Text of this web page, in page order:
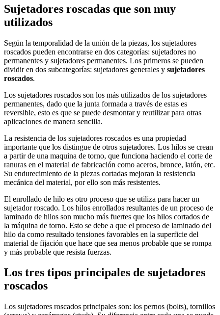
Sujetadores roscadas que son muy
utilizados
Según la temporalidad de la unión de la piezas, los sujetadores
roscados pueden encontrarse en dos categorías: sujetadores no
permanentes y sujetadores permanentes. Los primeros se pueden
dividir en dos subcategorías: sujetadores generales y sujetadores
roscados.
Los sujetadores roscados son los más utilizados de los sujetadores
permanentes, dado que la junta formada a través de estas es
reversible, esto es que se puede desmontar y reutilizar para otras
aplicaciones de manera sencilla.
La resistencia de los sujetadores roscados es una propiedad
importante que los distingue de otros sujetadores. Los hilos se crean
a partir de una maquina de torno, que funciona haciendo el corte de
ranuras en el material de fabricación como aceros, bronce, latón, etc.
Su endurecimiento de la piezas cortadas mejoran la resistencia
mecánica del material, por ello son más resistentes.
El enrollado de hilo es otro proceso que se utiliza para hacer un
sujetador roscado. Los hilos enrollados resultantes de un proceso de
laminado de hilos son mucho más fuertes que los hilos cortados de
la máquina de torno. Esto se debe a que el proceso de laminado del
hilo da como resultado tensiones favorables en la superficie del
material de fijación que hace que sea menos probable que se rompa
y más probable que resista fuerzas.
Los tres tipos principales de sujetadores
roscados
Los sujetadores roscados principales son: los pernos (bolts), tornillos